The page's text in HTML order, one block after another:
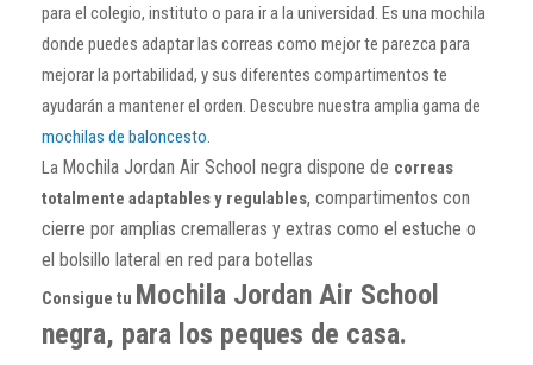
para el colegio, instituto o para ir a la universidad. Es una mochila
donde puedes adaptar las correas como mejor te parezca para
mejorar la portabilidad, y sus diferentes compartimentos te
ayudarán a mantener el orden. Descubre nuestra amplia gama de
mochilas de baloncesto.
La Mochila Jordan Air School negra dispone de correas
totalmente adaptables y regulables, compartimentos con
cierre por amplias cremalleras y extras como el estuche o
el bolsillo lateral en red para botellas
Consigue tu Mochila Jordan Air School
negra, para los peques de casa.